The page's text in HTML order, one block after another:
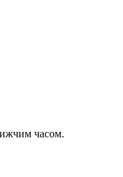
часом.